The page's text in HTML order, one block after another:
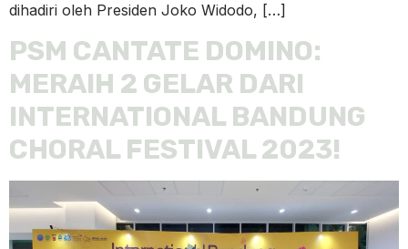
dihadiri oleh Presiden Joko Widodo, […]
PSM CANTATE DOMINO:
MERAIH 2 GELAR DARI
INTERNATIONAL BANDUNG
CHORAL FESTIVAL 2023!